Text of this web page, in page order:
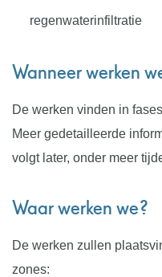
regenwaterinfiltratie
Wanneer werken
De werken vinden in
Meer gedetailleerde
volgt later, onder meer
Waar werken we?
De werken zullen
zones: